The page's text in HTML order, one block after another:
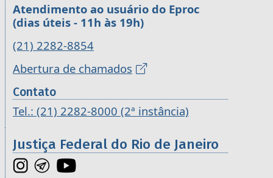
Atendimento ao usuário do Eproc
(dias úteis - 11h às 19h)
(21) 2282-8854
Abertura de chamados
Contato
Tel.: (21) 2282-8000 (2ª instância)
Justiça Federal do Rio de Janeiro